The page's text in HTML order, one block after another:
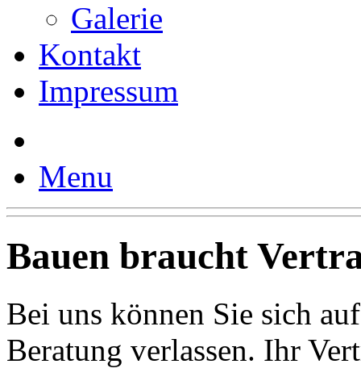
Galerie
Kontakt
Impressum
Menu
Bauen braucht
Bei uns können Sie sich
Beratung verlassen. Ihr